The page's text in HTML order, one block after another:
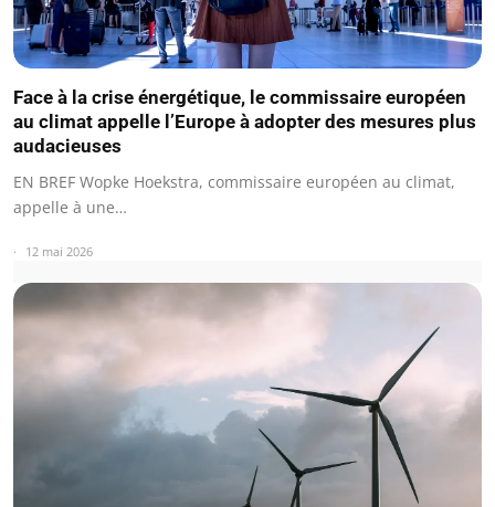
Face à la crise énergétique, le commissaire européen
au climat appelle l’Europe à adopter des mesures plus
audacieuses
EN BREF Wopke Hoekstra, commissaire européen au climat,
appelle à une…
12 mai 2026